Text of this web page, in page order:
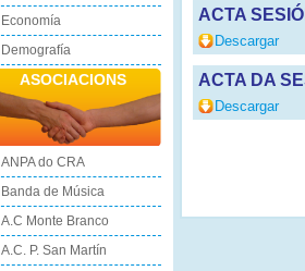
Economía
Demografía
ASOCIACIONS
ANPA do CRA
Banda de Música
A.C Monte Branco
A.C. P. San Martín
ACTA
Descargar
ACTA DA
Descargar